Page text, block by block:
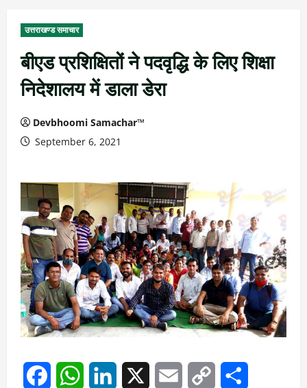
उत्तराखण्ड समाचार
बीएड प्रशिक्षितों ने पदवृद्धि के लिए शिक्षा
निदेशालय में डाला डेरा
Devbhoomi Samachar™
September 6, 2021
FacebookWhatsAppLinkedIn Email
Copy